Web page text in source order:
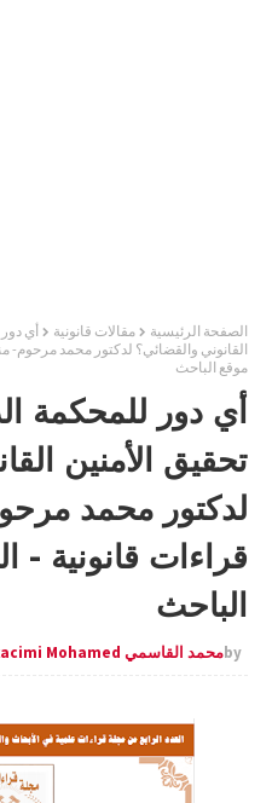
الصفحة الرئيسية مقالات قانونية
أي
القانوني والقضائي؟ لدكتور محمد مرحوم-
موقع الباحث
أي دور للمحكمة
تحقيق الأمنين
لدكتور محمد
قراءات قانونية -
الباحث
byمحمد القاسمي Al kacimi Mohamed